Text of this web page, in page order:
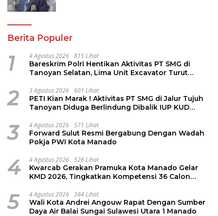
Berita Populer
1 4 Agustus 2026 815 Lihat
Bareskrim Polri Hentikan Aktivitas PT SMG di
Tanoyan Selatan, Lima Unit Excavator Turut
2 3 Agustus 2026 601 Lihat
PETI Kian Marak ! Aktivitas PT SMG di Jalur Tujuh
Tanoyan Diduga Berlindung Dibalik IUP KUD
3 4 Agustus 2026 571 Lihat
Forward Sulut Resmi Bergabung Dengan Wadah
Pokja PWI Kota Manado
4 4 Agustus 2026 526 Lihat
Kwarcab Gerakan Pramuka Kota Manado Gelar
KMD 2026, Tingkatkan Kompetensi 36 Calon
5 4 Agustus 2026 384 Lihat
Wali Kota Andrei Angouw Rapat Dengan Sumber
Daya Air Balai Sungai Sulawesi Utara 1 Manado